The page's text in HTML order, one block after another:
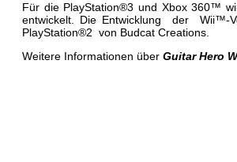
Für die PlayStation®3 und Xbox 360™
entwickelt. Die Entwicklung der Wii™-
PlayStation®2 von Budcat Creations.
Weitere Informationen über Guitar Hero